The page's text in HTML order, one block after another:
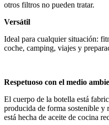
otros filtros no pueden tratar.
Versátil
Ideal para cualquier situación:
coche, camping, viajes y
Respetuoso con el medio
El cuerpo de la botella está
producida de forma sostenible y
está hecha de aceite de cocina